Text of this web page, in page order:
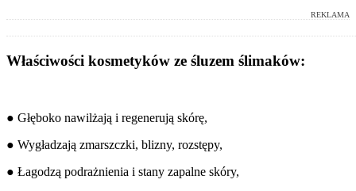
REKLAMA
Właściwości kosmetyków ze śluzem ślimaków:
● Głęboko nawilżają i regenerują skórę,
● Wygładzają zmarszczki, blizny, rozstępy,
● Łagodzą podrażnienia i stany zapalne skóry,